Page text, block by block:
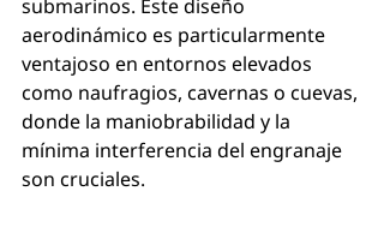
submarinos. Este diseño
aerodinámico es particularmente
ventajoso en entornos elevados
como naufragios, cavernas o cuevas,
donde la maniobrabilidad y la
mínima interferencia del engranaje
son cruciales.